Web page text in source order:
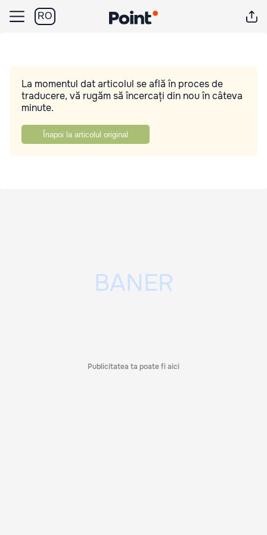
RO
La momentul dat articolul se află în proces de
traducere, vă rugăm să încercați din nou în câteva
minute.
Înapoi la articolul original
Publicitatea ta poate fi aici